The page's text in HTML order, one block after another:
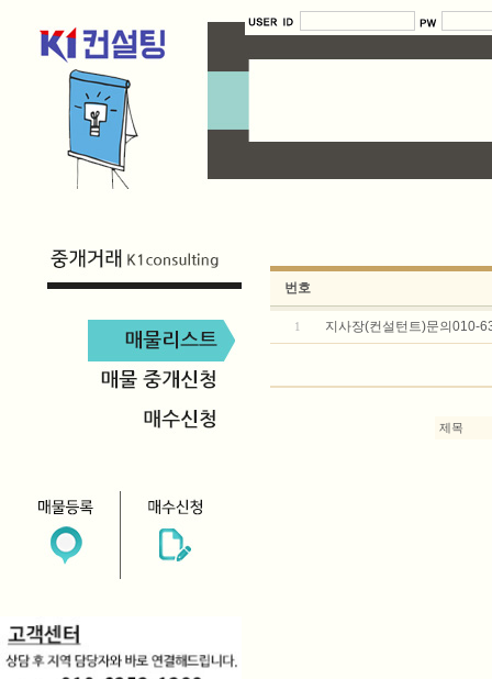
번호
1 지사장(컨설턴트)문의010-